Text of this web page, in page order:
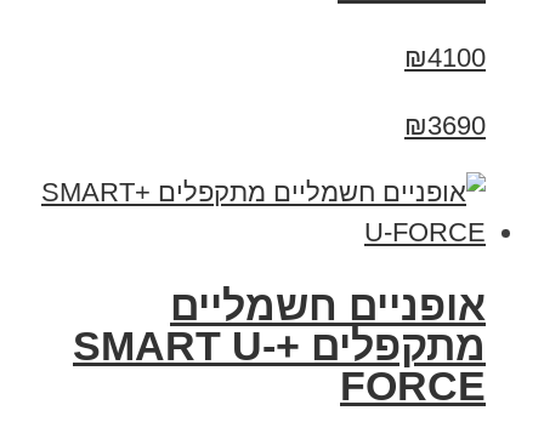
₪4100
₪3690
אופניים חשמליים
מתקפלים +SMART U-
FORCE